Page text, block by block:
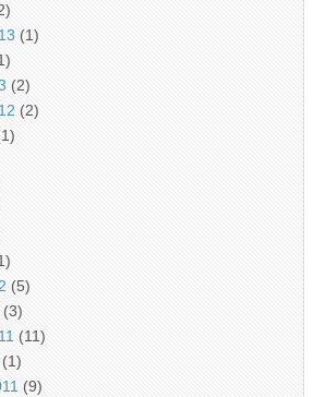
(1)
(2)
(2)
(5)
(3)
(11)
(1)
(9)